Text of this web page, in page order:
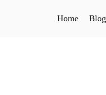
Home Blog